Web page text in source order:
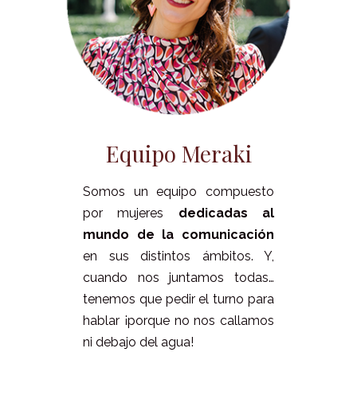
Equipo Meraki
Somos un equipo compuesto
por mujeres dedicadas al
mundo de la comunicación
en sus distintos ámbitos. Y,
cuando nos juntamos todas…
tenemos que pedir el turno para
hablar ¡porque no nos callamos
ni debajo del agua!